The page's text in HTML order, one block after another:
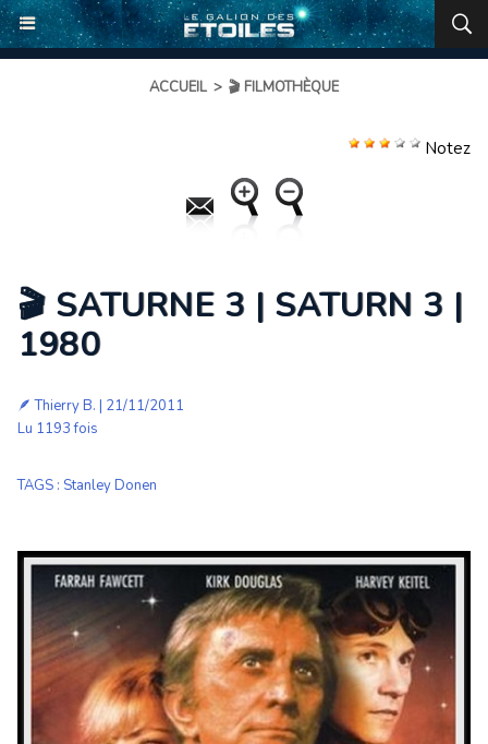
ACCUEIL > 🎬 FILMOTHÈQUE
Notez
🎬 SATURNE 3 | SATURN 3 |
1980
🪶Thierry B. | 21/11/2011
Lu 1193 fois
TAGS : Stanley Donen